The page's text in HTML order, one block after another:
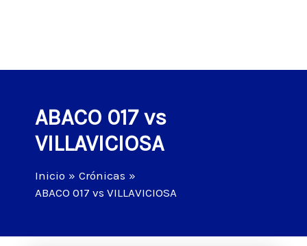
ABACO 017 vs
VILLAVICIOSA
Inicio
Crónicas
ABACO 017 vs VILLAVICIOSA